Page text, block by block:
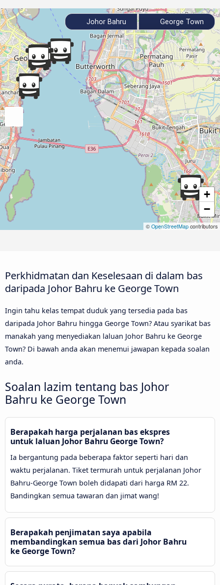
+
−
© OpenStreetMap contributors
Johor Bahru George Town
Perkhidmatan dan Keselesaan di dalam bas
daripada Johor Bahru ke George Town
Ingin tahu kelas tempat duduk yang tersedia pada bas
daripada Johor Bahru hingga George Town? Atau syarikat bas
manakah yang menyediakan laluan Johor Bahru ke George
Town? Di bawah anda akan menemui jawapan kepada soalan
anda.
Soalan lazim tentang bas Johor
Bahru ke George Town
Berapakah harga perjalanan bas ekspres
untuk laluan Johor Bahru George Town?
Ia bergantung pada beberapa faktor seperti hari dan
waktu perjalanan. Tiket termurah untuk perjalanan Johor
Bahru-George Town boleh didapati dari harga RM 22.
Bandingkan semua tawaran dan jimat wang!
Berapakah penjimatan saya apabila
membandingkan semua bas dari Johor Bahru
ke George Town?